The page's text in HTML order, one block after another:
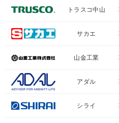
トラスコ中山
サカエ
山金工業
アダル
シライ